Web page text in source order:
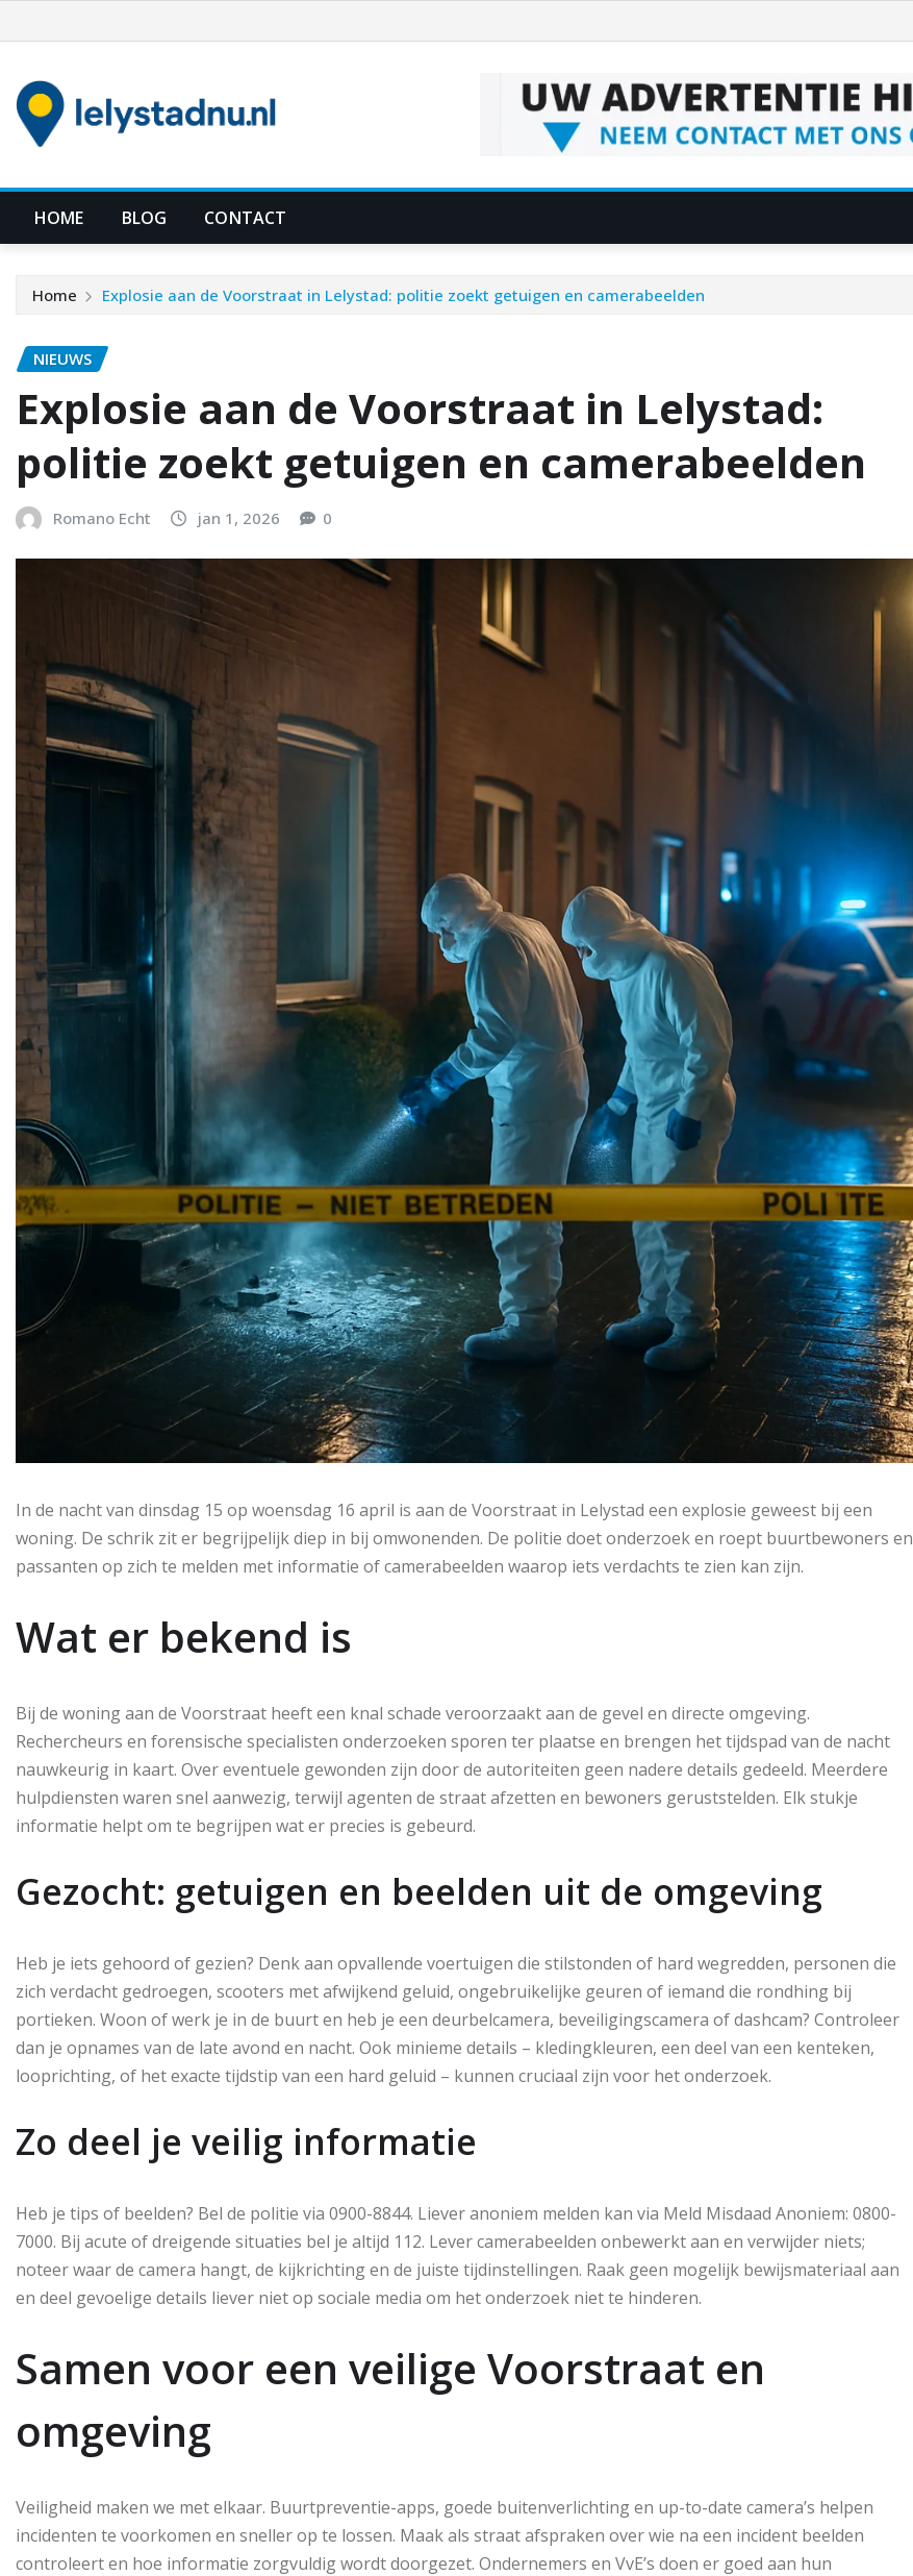
naar
inhoud
HOME BLOG CONTACT
Home Explosie aan de Voorstraat in Lelystad: politie zoekt getuigen en camerabeelden
NIEUWS
Explosie aan de Voorstraat in Lelystad:
politie zoekt getuigen en camerabeelden
Romano Echt jan 1, 2026 0
In de nacht van dinsdag 15 op woensdag 16 april is aan de Voorstraat in Lelystad een explosie geweest bij een
woning. De schrik zit er begrijpelijk diep in bij omwonenden. De politie doet onderzoek en roept buurtbewoners en
passanten op zich te melden met informatie of camerabeelden waarop iets verdachts te zien kan zijn.
Wat er bekend is
Bij de woning aan de Voorstraat heeft een knal schade veroorzaakt aan de gevel en directe omgeving.
Rechercheurs en forensische specialisten onderzoeken sporen ter plaatse en brengen het tijdspad van de nacht
nauwkeurig in kaart. Over eventuele gewonden zijn door de autoriteiten geen nadere details gedeeld. Meerdere
hulpdiensten waren snel aanwezig, terwijl agenten de straat afzetten en bewoners geruststelden. Elk stukje
informatie helpt om te begrijpen wat er precies is gebeurd.
Gezocht: getuigen en beelden uit de omgeving
Heb je iets gehoord of gezien? Denk aan opvallende voertuigen die stilstonden of hard wegredden, personen die
zich verdacht gedroegen, scooters met afwijkend geluid, ongebruikelijke geuren of iemand die rondhing bij
portieken. Woon of werk je in de buurt en heb je een deurbelcamera, beveiligingscamera of dashcam? Controleer
dan je opnames van de late avond en nacht. Ook minieme details – kledingkleuren, een deel van een kenteken,
looprichting, of het exacte tijdstip van een hard geluid – kunnen cruciaal zijn voor het onderzoek.
Zo deel je veilig informatie
Heb je tips of beelden? Bel de politie via 0900-8844. Liever anoniem melden kan via Meld Misdaad Anoniem: 0800-
7000. Bij acute of dreigende situaties bel je altijd 112. Lever camerabeelden onbewerkt aan en verwijder niets;
noteer waar de camera hangt, de kijkrichting en de juiste tijdinstellingen. Raak geen mogelijk bewijsmateriaal aan
en deel gevoelige details liever niet op sociale media om het onderzoek niet te hinderen.
Samen voor een veilige Voorstraat en
omgeving
Veiligheid maken we met elkaar. Buurtpreventie-apps, goede buitenverlichting en up-to-date camera’s helpen
incidenten te voorkomen en sneller op te lossen. Maak als straat afspraken over wie na een incident beelden
controleert en hoe informatie zorgvuldig wordt doorgezet. Ondernemers en VvE’s doen er goed aan hun